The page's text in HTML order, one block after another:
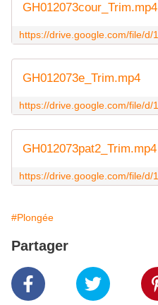
GH012073cour_Trim.mp4
GH012073e_Trim.mp4
GH012073pat2_Trim.mp4
#Plongée
Partager